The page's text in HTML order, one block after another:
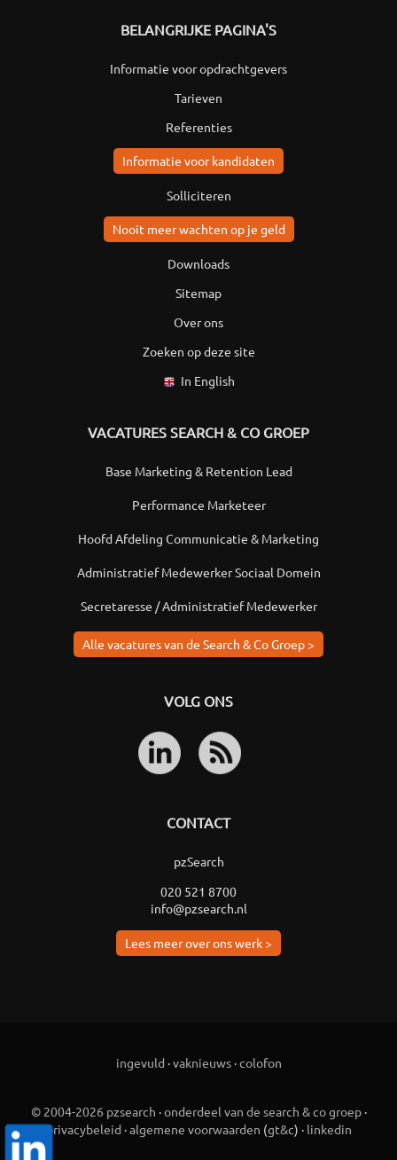
BELANGRIJKE PAGINA'S
Informatie voor opdrachtgevers
Tarieven
Referenties
Informatie voor kandidaten
Solliciteren
Nooit meer wachten op je geld
Downloads
Sitemap
Over ons
Zoeken op deze site
In English
VACATURES SEARCH & CO GROEP
Base Marketing & Retention Lead
Performance Marketeer
Hoofd Afdeling Communicatie & Marketing
Administratief Medewerker Sociaal Domein
Secretaresse / Administratief Medewerker
Alle vacatures van de Search & Co Groep >
VOLG ONS
CONTACT
pzSearch
020 521 8700
info@pzsearch.nl
Lees meer over ons werk >
ingevuld ·vaknieuws·colofon
© 2004-2026 pzsearch ·onderdeel van de search & co groep·
privacybeleid ·algemene voorwaarden (gt&c) · linkedin